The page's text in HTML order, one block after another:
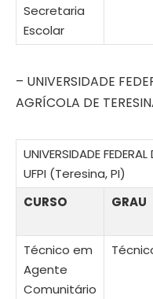
Secretaria
Escolar
– UNIVERSIDADE
AGRÍCOLA DE
UNIVERSIDADE
UFPI (Teresina, PI)
CURSO
GRAU
Técnico em
Agente
Comunitário